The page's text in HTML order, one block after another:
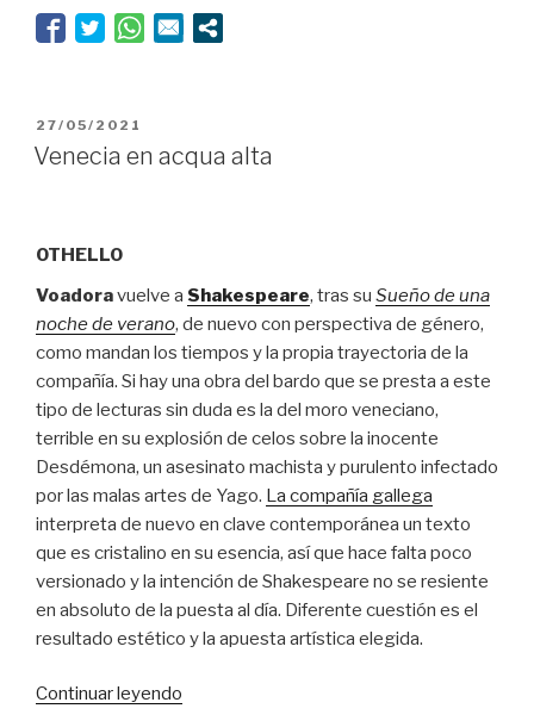
eterna”
PUBLICADO
EL
27/05/2021
Venecia en acqua alta
OTHELLO
Voadoravuelve a Shakespeare, tras su Sueño de una
noche de verano, de nuevo con perspectiva de género,
como mandan los tiempos y la propia trayectoria de la
compañía. Si hay una obra del bardo que se presta a este
tipo de lecturas sin duda es la del moro veneciano,
terrible en su explosión de celos sobre la inocente
Desdémona, un asesinato machista y purulento infectado
por las malas artes de Yago. La compañía gallega
interpreta de nuevo en clave contemporánea un texto
que es cristalino en su esencia, así que hace falta poco
versionado y la intención de Shakespeare no se resiente
en absoluto de la puesta al día. Diferente cuestión es el
resultado estético y la apuesta artística elegida.
Continuar leyendo